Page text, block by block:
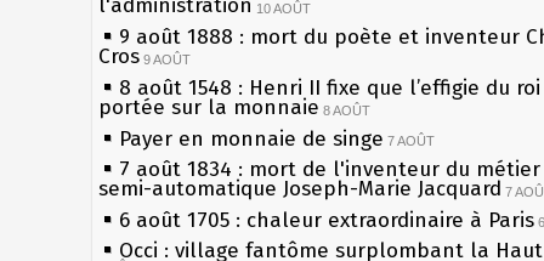
l'administration 10 AOÛT
9 août 1888 : mort du poète et inventeur
Cros 9 AOÛT
8 août 1548 : Henri II fixe que l’effigie du
portée sur la monnaie 8 AOÛT
Payer en monnaie de singe 7 AOÛT
7 août 1834 : mort de l'inventeur du
semi-automatique Joseph-Marie Jacquard 7
6 août 1705 : chaleur extraordinaire à Paris
Occi : village fantôme surplombant la